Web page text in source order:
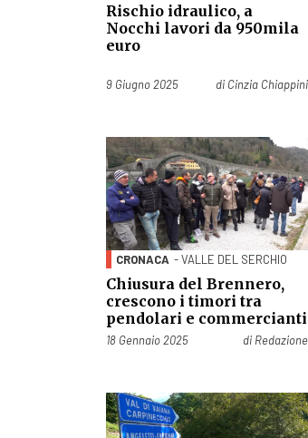
Rischio idraulico, a
Nocchi lavori da 950mila
euro
Pubblicato il
9 Giugno 2025 di Cinzia Chiappini
CRONACA - VALLE DEL SERCHIO
Chiusura del Brennero,
crescono i timori tra
pendolari e commercianti
Pubblicato il
18 Gennaio 2025 di Redazione